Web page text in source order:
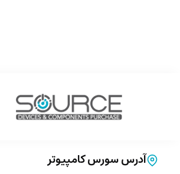
آدرس سورس کامپیوتر